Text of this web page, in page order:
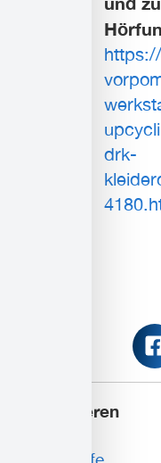
drk-
Informieren